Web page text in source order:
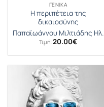
ΓΕΝΙΚΆ
Η περιπέτεια της
δικαιοσύνης
Παπαϊωάννου Μιλτιάδης Ηλ.
Τιμή: 20.00€